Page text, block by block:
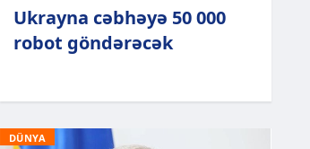
Ukrayna cəbhəyə 50 000
robot göndərəcək
DÜNYA